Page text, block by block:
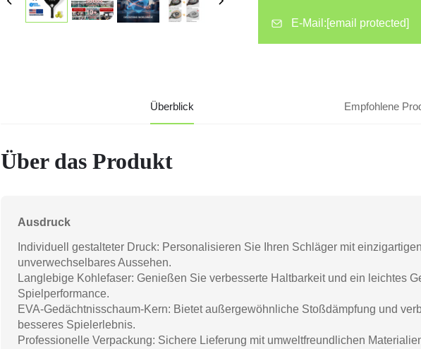
E-Mail:[email protected]
Überblick Empfohlene
Über das Produkt
Ausdruck
Individuell gestalteter Druck: Personalisieren Sie Ihren Schläger mit
unverwechselbares Aussehen.
Langlebige Kohlefaser: Genießen Sie verbesserte Haltbarkeit und ein leichtes
Spielperformance.
EVA-Gedächtnisschaum-Kern: Bietet außergewöhnliche Stoßdämpfung und
besseres Spielerlebnis.
Professionelle Verpackung: Sichere Lieferung mit umweltfreundlichen